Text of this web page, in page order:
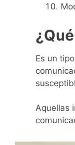
Es un
Aquellas